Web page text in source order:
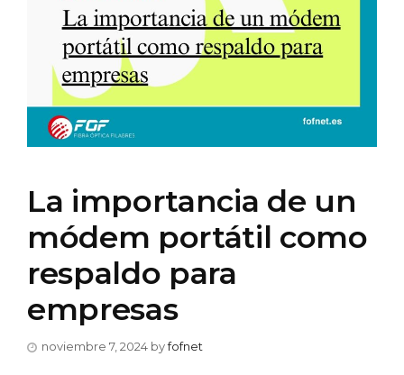
La importancia de un
módem portátil como
respaldo para
empresas
noviembre 7, 2024 byfofnet